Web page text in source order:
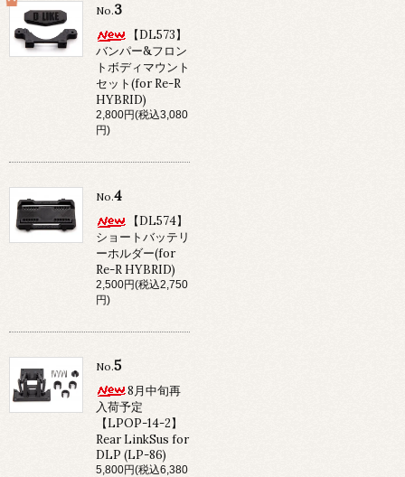
No.3
【DL573】
バンパー&フロン
トボディマウント
セット(for Re-R
HYBRID)
2,800円(税込3,080
円)
No.4
【DL574】
ショートバッテリ
ーホルダー(for
Re-R HYBRID)
2,500円(税込2,750
円)
No.5
8月中旬再
入荷予定
【LPOP-14-2】
Rear LinkSus for
DLP (LP-86)
5,800円(税込6,380